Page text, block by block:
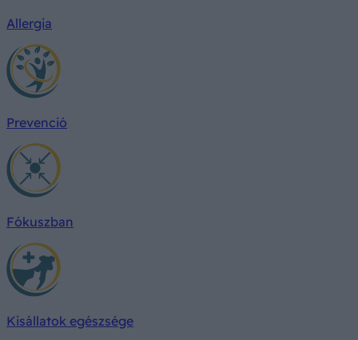
Allergia
Prevenció
Fókuszban
Kisállatok egészsége